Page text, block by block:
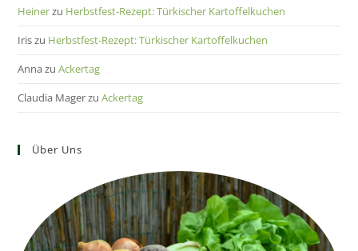
Heinerzu Herbstfest-Rezept: Türkischer Kartoffelkuchen
Iriszu Herbstfest-Rezept: Türkischer Kartoffelkuchen
AnnazuAckertag
Claudia MagerzuAckertag
Über Uns